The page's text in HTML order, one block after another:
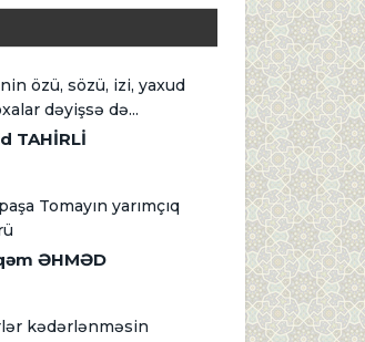
özü, sözü, izi, yaxud
dəyişsə də...
TAHİRLİ
Tomayın yarımçıq
ƏHMƏD
kədərlənməsin